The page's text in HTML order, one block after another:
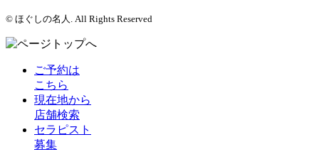
© ほぐしの名人. All Rights Reserved
ご予約は
こちら
現在地から
店舗検索
セラピスト
募集